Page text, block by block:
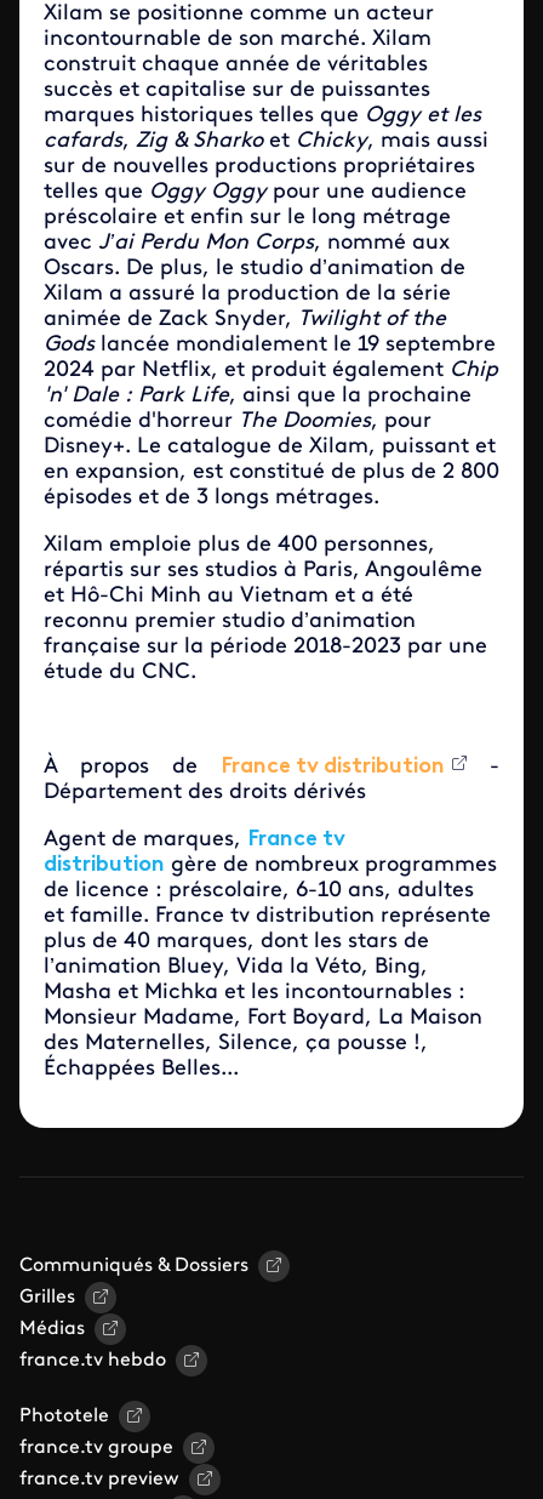
Xilam se positionne comme un acteur
incontournable de son marché. Xilam
construit chaque année de véritables
succès et capitalise sur de puissantes
marques historiques telles que Oggy et les
cafards, Zig & Sharko et Chicky, mais aussi
sur de nouvelles productions propriétaires
telles que Oggy Oggy pour une audience
préscolaire et enfin sur le long métrage
avec J’ai Perdu Mon Corps, nommé aux
Oscars. De plus, le studio d’animation de
Xilam a assuré la production de la série
animée de Zack Snyder, Twilight of the
Gods lancée mondialement le 19 septembre
2024 par Netflix, et produit également Chip
'n' Dale : Park Life, ainsi que la prochaine
comédie d'horreur The Doomies, pour
Disney+. Le catalogue de Xilam, puissant et
en expansion, est constitué de plus de 2 800
épisodes et de 3 longs métrages.
Xilam emploie plus de 400 personnes,
répartis sur ses studios à Paris, Angoulême
et Hô-Chi Minh au Vietnam et a été
reconnu premier studio d’animation
française sur la période 2018-2023 par une
étude du CNC.
À propos de France tv distribution
-
Département des droits dérivés
Agent de marques, France tv
distribution gère de nombreux programmes
de licence : préscolaire, 6-10 ans, adultes
et famille. France tv distribution représente
plus de 40 marques, dont les stars de
l’animation Bluey, Vida la Véto, Bing,
Masha et Michka et les incontournables :
Monsieur Madame, Fort Boyard, La Maison
des Maternelles, Silence, ça pousse !,
Échappées Belles...
Communiqués & Dossiers
Grilles
Médias
france.tv hebdo
Phototele
france.tv groupe
france.tv preview